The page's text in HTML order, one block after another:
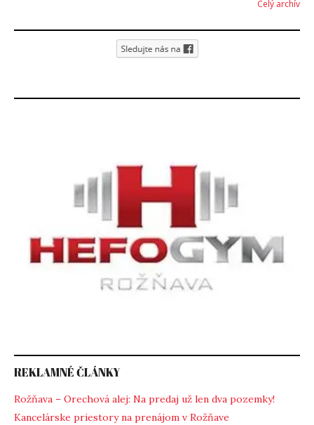
Celý archív
REKLAMNÉ ČLÁNKY
Rožňava – Orechová alej: Na predaj už len dva pozemky!
Kancelárske priestory na prenájom v Rožňave